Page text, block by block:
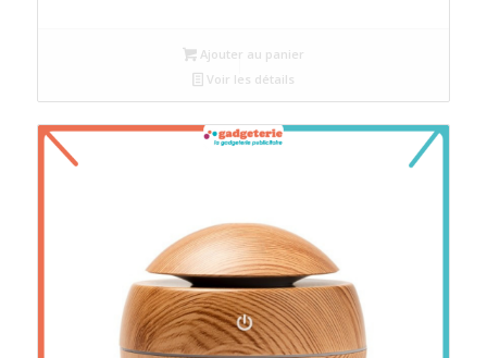
Ajouter au panier
Voir les détails